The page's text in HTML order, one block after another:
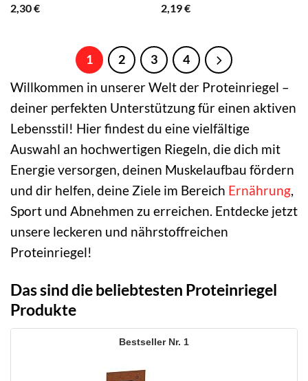
2,30€
2,19€
1 2 3 4
Willkommen in unserer Welt der Proteinriegel –
deiner perfekten Unterstützung für einen aktiven
Lebensstil! Hier findest du eine vielfältige
Auswahl an hochwertigen Riegeln, die dich mit
Energie versorgen, deinen Muskelaufbau fördern
und dir helfen, deine Ziele im Bereich Ernährung,
Sport und Abnehmen zu erreichen. Entdecke jetzt
unsere leckeren und nährstoffreichen
Proteinriegel!
Das sind die beliebtesten Proteinriegel
Produkte
1